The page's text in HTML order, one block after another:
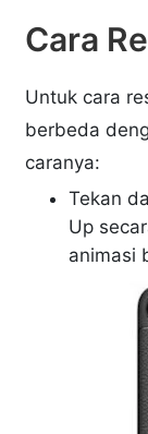
Cara
Untuk cara
berbeda
caranya:
Tekan
Up
animasi